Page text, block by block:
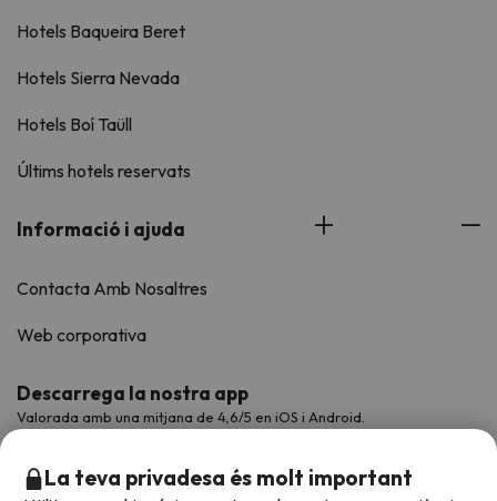
Hotels Baqueira Beret
Hotels Sierra Nevada
Hotels Boí Taüll
Últims hotels reservats
Informació i ajuda
Contacta Amb Nosaltres
Web corporativa
Descarrega la nostra app
Valorada amb una mitjana de 4,6/5 en iOS i Android.
La teva privadesa és molt important